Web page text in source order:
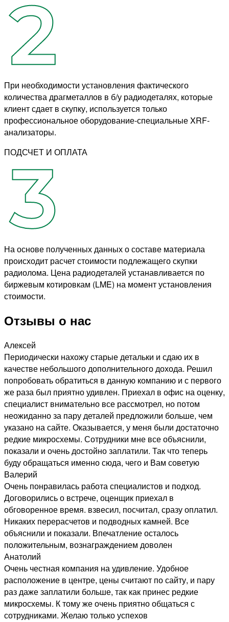
При необходимости установления фактического
количества драгметаллов в б/у радиодеталях, которые
клиент сдает в скупку, используется только
профессиональное оборудование-специальные XRF-
анализаторы.
ПОДСЧЕТ И ОПЛАТА
На основе полученных данных о составе материала
происходит расчет стоимости подлежащего скупки
радиолома. Цена радиодеталей устанавливается по
биржевым котировкам (LME) на момент установления
стоимости.
Отзывы о нас
Алексей
Периодически нахожу старые детальки и сдаю их в
качестве небольшого дополнительного дохода. Решил
попробовать обратиться в данную компанию и с первого
же раза был приятно удивлен. Приехал в офис на оценку,
специалист внимательно все рассмотрел, но потом
неожиданно за пару деталей предложили больше, чем
указано на сайте. Оказывается, у меня были достаточно
редкие микросхемы. Сотрудники мне все объяснили,
показали и очень достойно заплатили. Так что теперь
буду обращаться именно сюда, чего и Вам советую
Валерий
Очень понравилась работа специалистов и подход.
Договорились о встрече, оценщик приехал в
обговоренное время. взвесил, посчитал, сразу оплатил.
Никаких перерасчетов и подводных камней. Все
объяснили и показали. Впечатление осталось
положительным, вознаграждением доволен
Анатолий
Очень честная компания на удивление. Удобное
расположение в центре, цены считают по сайту, и пару
раз даже заплатили больше, так как принес редкие
микросхемы. К тому же очень приятно общаться с
сотрудниками. Желаю только успехов